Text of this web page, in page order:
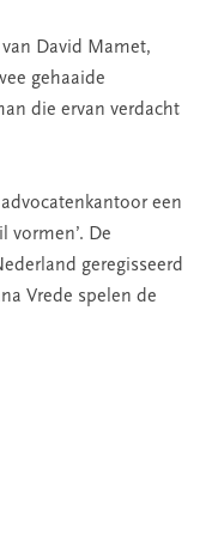
David Mamet,
gehaaide
die ervan verdacht
een
vormen’. De
geregisseerd
Vrede spelen de